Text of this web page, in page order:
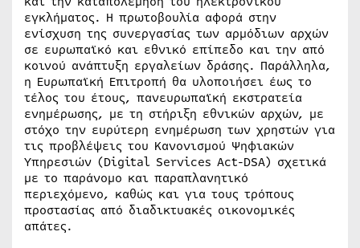
εγκλήματος. Η πρωτοβουλία αφορά στην
ενίσχυση της συνεργασίας των αρμόδιων αρχών
σε ευρωπαϊκό και εθνικό επίπεδο και την από
κοινού ανάπτυξη εργαλείων δράσης. Παράλληλα,
η Ευρωπαϊκή Επιτροπή θα υλοποιήσει έως το
τέλος του έτους, πανευρωπαϊκή εκστρατεία
ενημέρωσης, με τη στήριξη εθνικών αρχών, με
στόχο την ευρύτερη ενημέρωση των χρηστών για
τις προβλέψεις του Κανονισμού Ψηφιακών
Υπηρεσιών (Digital Services Act-DSA) σχετικά
με το παράνομο και παραπλανητικό
περιεχόμενο, καθώς και για τους τρόπους
προστασίας από διαδικτυακές οικονομικές
απάτες.